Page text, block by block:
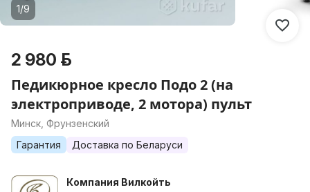
1/9
2 980 р.
Педикюрное кресло Подо 2 (на
электроприводе, 2 мотора) пульт
Минск, Фрунзенский
Гарантия
Доставка по Беларуси
Компания Вилкойть